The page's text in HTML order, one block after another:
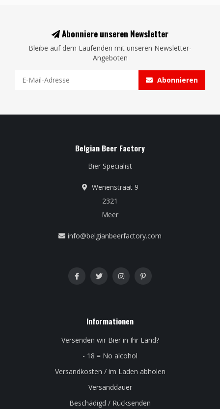
Abonniere unseren Newsletter
Bleibe auf dem Laufenden mit unseren Newsletter-
Angeboten
Abonnieren
Belgian Beer Factory
Bier Specialist
Wenenstraat 9
2321
Meer
info@belgianbeerfactory.com
Informationen
Versenden wir Bier in Ihr Land?
- 18 = No alcohol
Versandkosten / im Laden abholen
Versanddauer
Beschädigd / Rücksenden